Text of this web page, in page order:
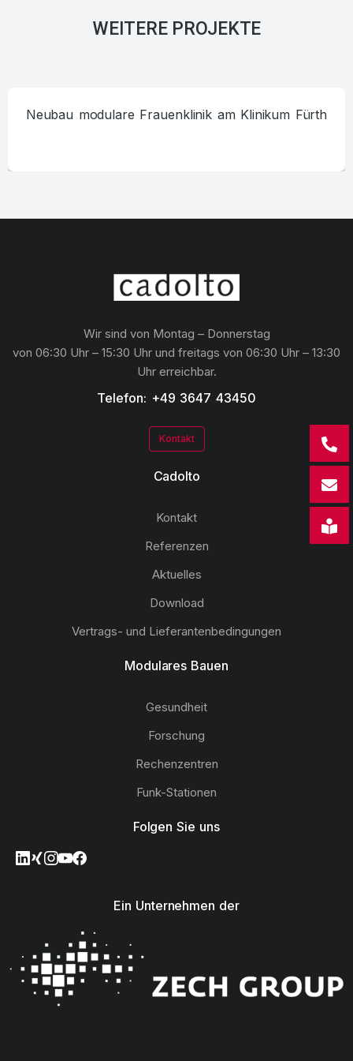
WEITERE PROJEKTE
Neubau modulare Frauenklinik am Klinikum Fürth
Wir sind von Montag – Donnerstag
von 06:30 Uhr – 15:30 Uhr und freitags von 06:30 Uhr – 13:30
Uhr erreichbar.
Telefon: +49 3647 43450
Kontakt
Cadolto
Kontakt
Referenzen
Aktuelles
Download
Vertrags- und Lieferantenbedingungen
Modulares Bauen
Gesundheit
Forschung
Rechenzentren
Funk-Stationen
Folgen Sie uns
Ein Unternehmen der